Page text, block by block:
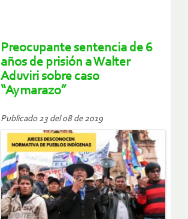
Preocupante sentencia de 6
años de prisión a Walter
Aduviri sobre caso
“Aymarazo”
Publicado 23 del 08 de 2019